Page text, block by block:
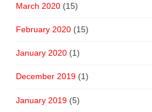
March 2020(15)
February 2020(15)
January 2020(1)
December 2019(1)
January 2019(5)